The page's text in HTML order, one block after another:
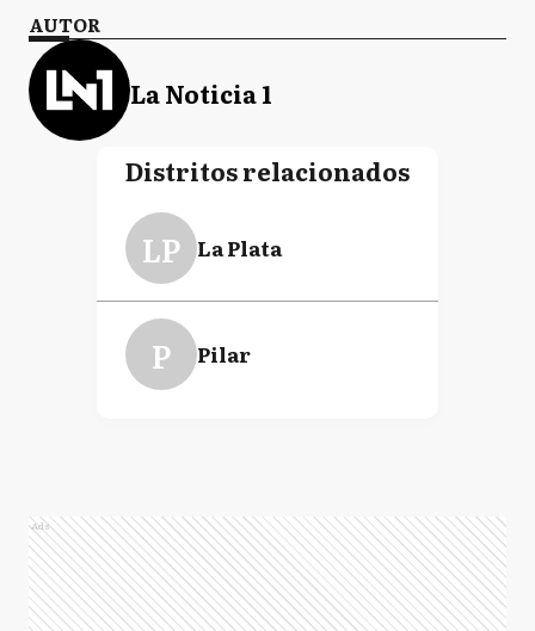
AUTOR
La Noticia 1
Distritos relacionados
LP La Plata
P Pilar
Ads